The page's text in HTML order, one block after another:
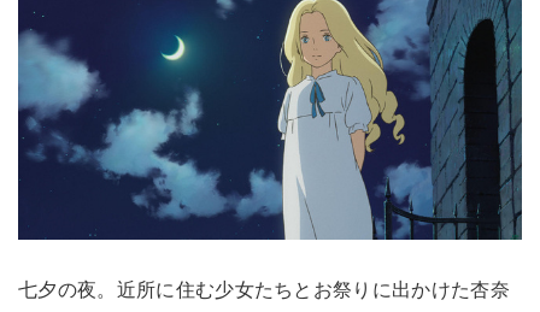
七夕の夜。近所に住む少女たちとお祭りに出かけた杏奈